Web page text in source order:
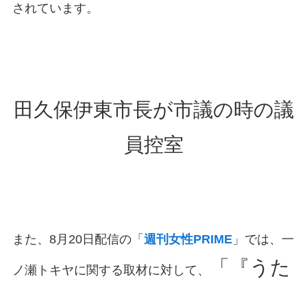
されています。
田久保伊東市長が市議の時の議
員控室
また、8月20日配信の「 週刊女性PRIME」では、一
ノ瀬トキヤに関する取材に対して、
「『うた